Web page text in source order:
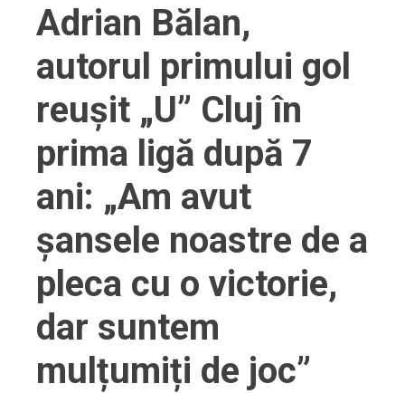
Adrian Bălan,
autorul primului gol
reușit „U” Cluj în
prima ligă după 7
ani: „Am avut
șansele noastre de a
pleca cu o victorie,
dar suntem
mulțumiți de joc”